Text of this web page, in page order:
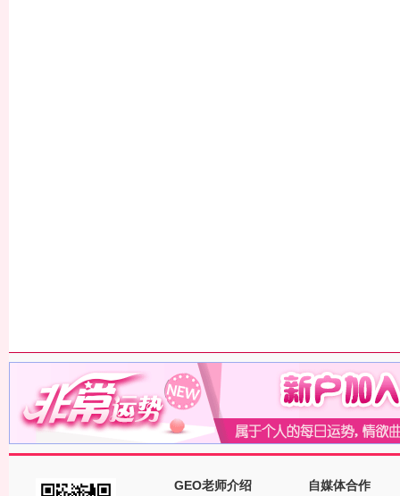
GEO老师介绍 自媒体合作